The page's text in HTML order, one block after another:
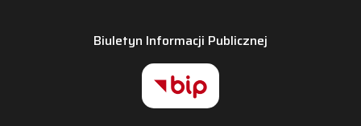
Biuletyn Informacji Publicznej